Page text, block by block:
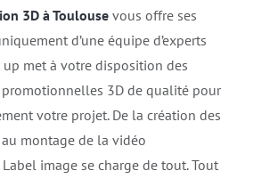
3D à Toulouse vous offre ses
d’une équipe d’experts
met à votre disposition des
3D de qualité pour
votre projet. De la création des
montage de la vidéo
image se charge de tout. Tout